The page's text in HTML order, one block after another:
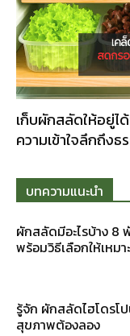
เก็บผักสลัดให้อยู่ไ
ความเข้าใจลึกถึงธ
บทความแนะนำ
ผักสลัดมีอะไรบ้าง 8
พร้อมวิธีเลือกให้เหมา
รู้จัก ผักสลัดไฮโดร
สุขภาพต้องลอง